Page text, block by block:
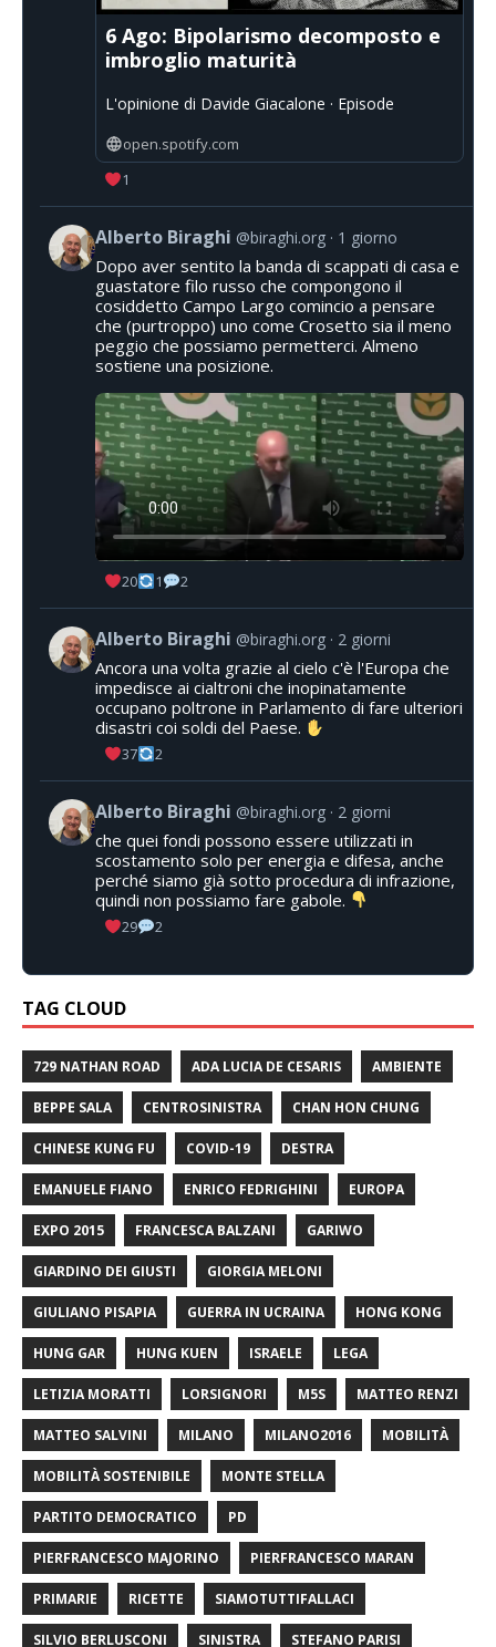
6 Ago: Bipolarismo decomposto e
imbroglio maturità
L'opinione di Davide Giacalone · Episode
open.spotify.com
1
Alberto Biraghi @biraghi.org 1 giorno
Dopo aver sentito la banda di scappati di casa e
guastatore filo russo che compongono il
cosiddetto Campo Largo comincio a pensare
che (purtroppo) uno come Crosetto sia il meno
peggio che possiamo permetterci. Almeno
sostiene una posizione.
20 1 2
Alberto Biraghi @biraghi.org 2 giorni
Ancora una volta grazie al cielo c'è l'Europa che
impedisce ai cialtroni che inopinatamente
occupano poltrone in Parlamento di fare ulteriori
disastri coi soldi del Paese.
37 2
Alberto Biraghi @biraghi.org 2 giorni
che quei fondi possono essere utilizzati in
scostamento solo per energia e difesa, anche
perché siamo già sotto procedura di infrazione,
quindi non possiamo fare gabole.
29 2
TAG CLOUD
729 NATHAN ROAD ADA LUCIA DE CESARIS AMBIENTE
BEPPE SALA CENTROSINISTRA CHAN HON CHUNG
CHINESE KUNG FU COVID-19 DESTRA
EMANUELE FIANO ENRICO FEDRIGHINI EUROPA
EXPO 2015 FRANCESCA BALZANI GARIWO
GIARDINO DEI GIUSTI GIORGIA MELONI
GIULIANO PISAPIA GUERRA IN UCRAINA HONG KONG
HUNG GAR HUNG KUEN ISRAELE LEGA
LETIZIA MORATTI LORSIGNORI M5S MATTEO RENZI
MATTEO SALVINI MILANO MILANO2016 MOBILITÀ
MOBILITÀ SOSTENIBILE MONTE STELLA
PARTITO DEMOCRATICO PD
PIERFRANCESCO MAJORINO PIERFRANCESCO MARAN
PRIMARIE RICETTE SIAMOTUTTIFALLACI
SILVIO BERLUSCONI SINISTRA STEFANO PARISI